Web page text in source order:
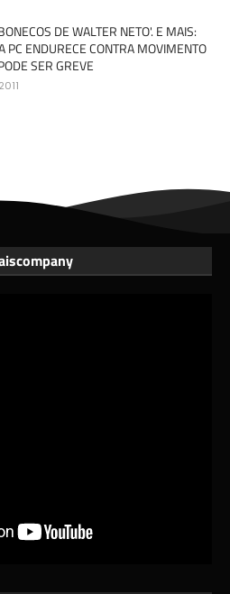
DE WALTER NETO'. E MAIS:
PC ENDURECE CONTRA MOVIMENTO
SER GREVE